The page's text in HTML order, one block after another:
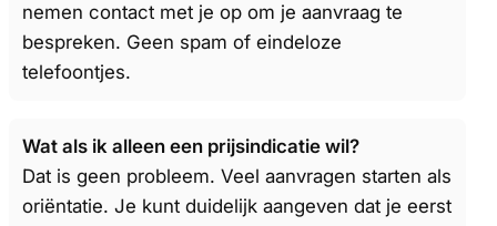
nemen contact met je op om je aanvraag te
bespreken. Geen spam of eindeloze
telefoontjes.
Wat als ik alleen een prijsindicatie wil?
Dat is geen probleem. Veel aanvragen starten als
oriëntatie. Je kunt duidelijk aangeven dat je eerst